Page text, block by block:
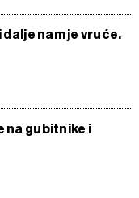
nam je vruće.
na gubitnike i